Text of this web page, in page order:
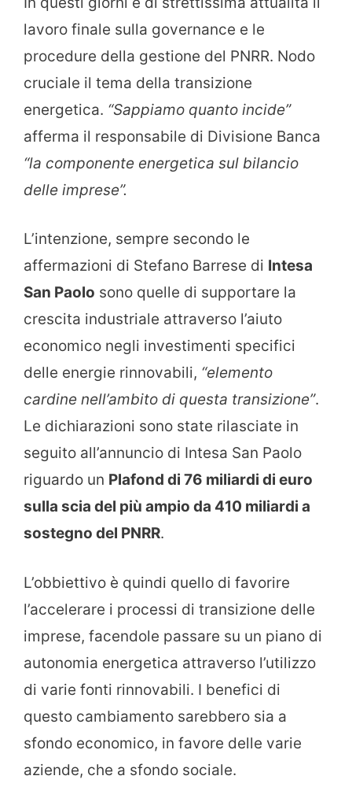
lavoro finale sulla governance e le
procedure della gestione del PNRR. Nodo
cruciale il tema della transizione
energetica. “Sappiamo quanto incide”
afferma il responsabile di Divisione Banca
“la componente energetica sul bilancio
delle imprese”.
L’intenzione, sempre secondo le
affermazioni di Stefano Barrese di Intesa
San Paolo sono quelle di supportare la
crescita industriale attraverso l’aiuto
economico negli investimenti specifici
delle energie rinnovabili, “elemento
cardine nell’ambito di questa transizione”.
Le dichiarazioni sono state rilasciate in
seguito all’annuncio di Intesa San Paolo
riguardo un Plafond di 76 miliardi di euro
sulla scia del più ampio da 410 miliardi a
sostegno del PNRR.
L’obbiettivo è quindi quello di favorire
l’accelerare i processi di transizione delle
imprese, facendole passare su un piano di
autonomia energetica attraverso l’utilizzo
di varie fonti rinnovabili. I benefici di
questo cambiamento sarebbero sia a
sfondo economico, in favore delle varie
aziende, che a sfondo sociale.